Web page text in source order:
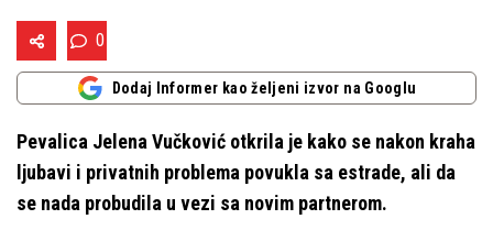
0
Dodaj Informer kao željeni izvor na Googlu
Pevalica Jelena Vučković otkrila je kako se nakon kraha
ljubavi i privatnih problema povukla sa estrade, ali da
se nada probudila u vezi sa novim partnerom.